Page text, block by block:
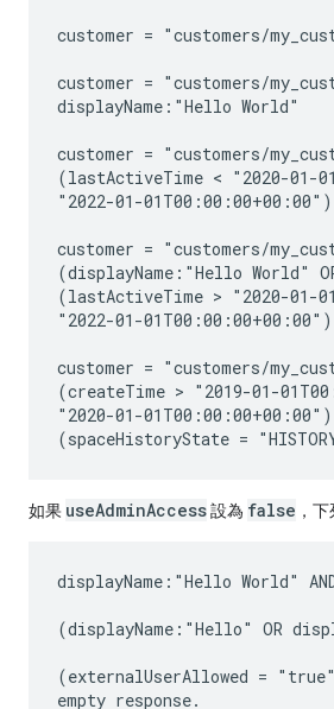
customer = "customers/
customer = "customers/
displayName:"Hello World"
customer = "customers/
(lastActiveTime < "2020-01-
"2022-01-01T00:00:00+00:00")
customer = "customers/
(displayName:"Hello World"
(lastActiveTime > "2020-01-
"2022-01-01T00:00:00+00:00")
customer = "customers/
(createTime > "2019-01-
"2020-01-
如果 useAdminAccess設為 false ，
displayName:"Hello World"
(displayName:"Hello" OR
(externalUserAllowed =
empty response.